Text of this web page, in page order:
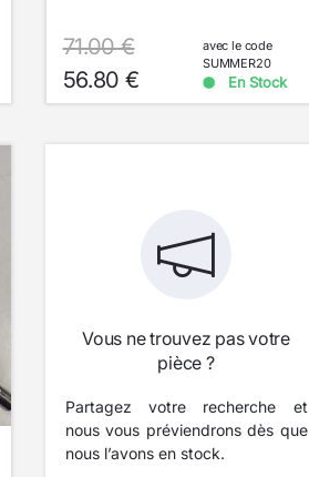
71.00 €
56.80 €
avec le code
SUMMER20
En Stock
Vous ne trouvez pas votre
pièce ?
Partagez votre recherche et
nous vous préviendrons dès que
nous l’avons en stock.